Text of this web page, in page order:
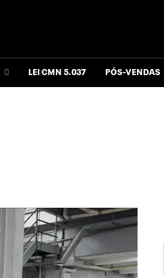
LEI CMN 5.037 PÓS-VENDAS